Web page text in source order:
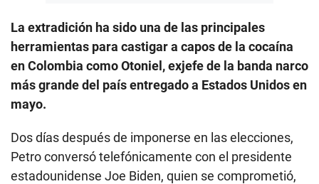
La extradición ha sido una de las principales
herramientas para castigar a capos de la cocaína
en Colombia como Otoniel, exjefe de la banda narco
más grande del país entregado a Estados Unidos en
mayo.
Dos días después de imponerse en las elecciones,
Petro conversó telefónicamente con el presidente
estadounidense Joe Biden, quien se comprometió,